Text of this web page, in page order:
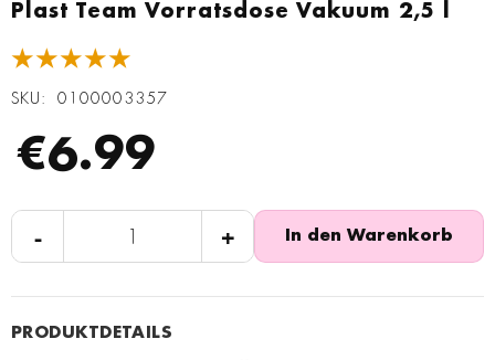
Plast Team Vorratsdose Vakuum 2,5 l
★★★★★
SKU 0100003357
€6.99
- + In den Warenkorb
Anfang
Bildgalerie